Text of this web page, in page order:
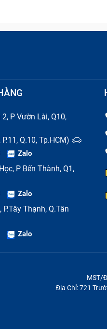
P Vườn Lài, Q10,
Q.10, Tp.HCM)
Zalo
P Bến Thành, Q1,
Zalo
Thạnh, Q.Tân
Zalo
MST/
Địa Chỉ: 721